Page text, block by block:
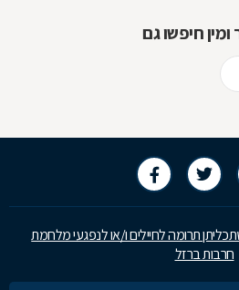
חיפשו גם
תרומה לחיילים ו/או לנפגעי מלחמת
חרבות ברזל